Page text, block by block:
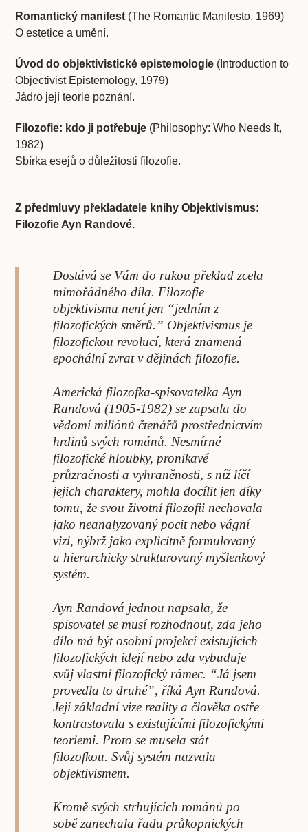
Romantický manifest (The Romantic Manifesto, 1969)
O estetice a umění.
Úvod do objektivistické epistemologie (Introduction to
Objectivist Epistemology, 1979)
Jádro její teorie poznání.
Filozofie: kdo ji potřebuje (Philosophy: Who Needs It,
1982)
Sbírka esejů o důležitosti filozofie.
Z předmluvy překladatele knihy Objektivismus:
Filozofie Ayn Randové.
Dostává se Vám do rukou překlad zcela
mimořádného díla. Filozofie
objektivismu není jen “jedním z
filozofických směrů.” Objektivismus je
filozofickou revolucí, která znamená
epochální zvrat v dějinách filozofie.
Americká filozofka-spisovatelka Ayn
Randová (1905-1982) se zapsala do
vědomí miliónů čtenářů prostřednictvím
hrdinů svých románů. Nesmírné
filozofické hloubky, pronikavé
průzračnosti a vyhraněnosti, s níž líčí
jejich charaktery, mohla docílit jen díky
tomu, že svou životní filozofii nechovala
jako neanalyzovaný pocit nebo vágní
vizi, nýbrž jako explicitně formulovaný
a hierarchicky strukturovaný myšlenkový
systém.
Ayn Randová jednou napsala, že
spisovatel se musí rozhodnout, zda jeho
dílo má být osobní projekcí existujících
filozofických idejí nebo zda vybuduje
svůj vlastní filozofický rámec. “Já jsem
provedla to druhé”, říká Ayn Randová.
Její základní vize reality a člověka ostře
kontrastovala s existujícími filozofickými
teoriemi. Proto se musela stát
filozofkou. Svůj systém nazvala
objektivismem.
Kromě svých strhujících románů po
sobě zanechala řadu průkopnických